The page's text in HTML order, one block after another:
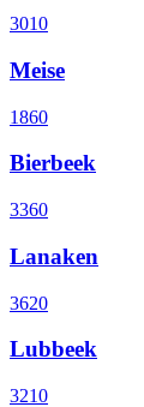
3010
Meise
1860
Bierbeek
3360
Lanaken
3620
Lubbeek
3210